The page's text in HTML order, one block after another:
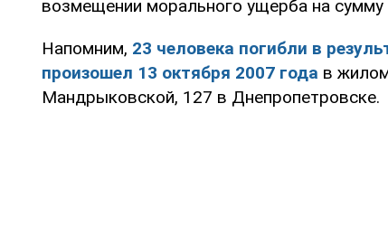
возмещении морального ущерба на сумму
Напомним, 23 человека погибли в
произошел 13 октября 2007 года в
Мандрыковской, 127 в Днепропетровске.